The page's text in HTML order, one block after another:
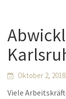
Oktober 2, 2018
Viele